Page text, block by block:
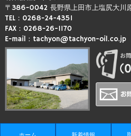
〒386-0042 長野県上田市上塩尻大川
TEL：0268-24-4351
FAX：0268-26-1170
E-mail：tachyon@tachyon-oil.co.jp